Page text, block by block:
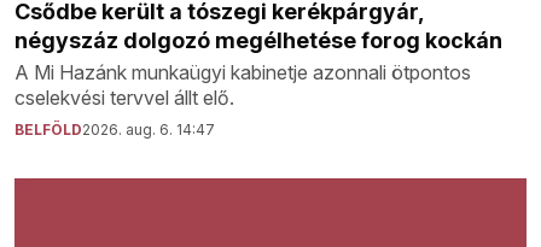
Csődbe került a tószegi kerékpárgyár,
négyszáz dolgozó megélhetése forog kockán
A Mi Hazánk munkaügyi kabinetje azonnali ötpontos
cselekvési tervvel állt elő.
BELFÖLD2026. aug. 6. 14:47